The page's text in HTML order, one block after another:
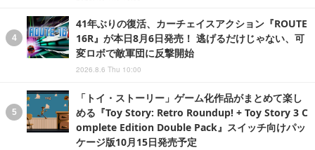
41年ぶりの復活、カーチェイスアクション『ROUTE
16R』が本日8月6日発売！ 逃げるだけじゃない、可
変ロボで敵軍団に反撃開始
2026.8.6 Thu 10:00
「トイ・ストーリー」ゲーム化作品がまとめて楽し
める『Toy Story: Retro Roundup! + Toy Story 3 C
omplete Edition Double Pack』スイッチ向けパッ
ケージ版10月15日発売予定